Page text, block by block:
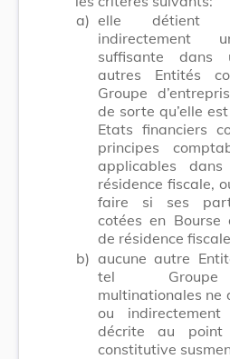
a) elle détient
indirectement
suffisante dans
autres Entités
Groupe
de sorte qu’elle
Etats financiers
principes
applicables
résidence fiscale,
faire si ses
cotées en
de résidence
b) aucune autre
tel Groupe
multinationales ne
ou
décrite au point
constitutive